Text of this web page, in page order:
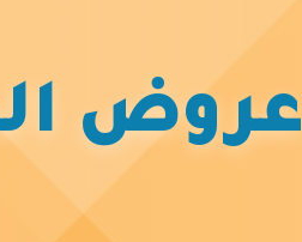
عروض